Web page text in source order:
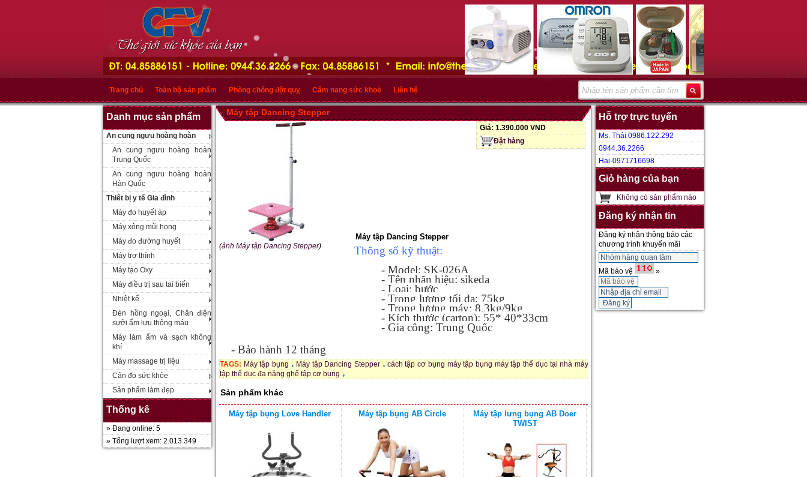
Trang chủ Toàn bộ sản phẩm Phòng chống đột quỵ Cẩm nang sức khoẻ Liên hệ
Danh mục sản phẩm
An cung ngưu hoàng hoàn
An cung ngưu hoàng hoàn
Trung Quốc
An cung ngưu hoàng hoàn
Hàn Quốc
Thiết bị y tế Gia đình
Máy đo huyết áp
Máy xông mũi họng
Máy đo đường huyết
Máy trợ thính
Máy tạo Oxy
Máy điều trị sau tai biến
Nhiệt kế
Đèn hồng ngoại, Chăn điện
sưởi ấm lưu thông máu
Máy làm ẩm và sạch không
khí
Máy massage trị liệu
Cân đo sức khỏe
Sản phẩm làm đẹp
Thống kê
» Đang online: 5
» Tổng lượt xem: 2.013.349
Máy tập Dancing Stepper
(ảnh Máy tập Dancing Stepper)
Máy tập Dancing Stepper
Thông số kỹ thuật:
- Model: SK-026A
- Tên nhãn hiệu: sikeda
- Loại: bước
- Trọng lượng tối đa: 75kg
- Trọng lượng máy: 8.3kg/9kg
- Kích thước (carton): 55* 40*33cm
- Gia công: Trung Quốc
Giá: 1.390.000 VND
Đặt hàng
- Bảo hành 12 tháng
TAGS: Máy tập bụng Máy tập Dancing Stepper
cách tập cơ bụng máy tập bụng máy tập thể dục tại nhà máy
tập thể dục đa năng ghế tập cơ bụng
Sản phẩm khác
Máy tập bụng Love Handler Máy tập bụng AB Circle
Máy tập lưng bụng AB Doer
TWIST
Hỗ trợ trực tuyến
Ms. Thái 0986.122.292
0944.36.2266
Hai-0971716698
Giỏ hàng của bạn
Không có sản phẩm nào
Đăng ký nhận tin
Đăng ký nhận thông báo các
chương trình khuyến mãi
Mã bảo vệ »